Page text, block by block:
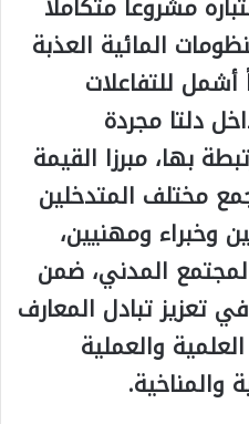
المائية العذبة
أشمل للتفاعلات
دلتا مجردة
بها، مبرزا القيمة
مختلف المتدخلين
وخبراء ومهنيين،
المدني، ضمن
تعزيز تبادل المعارف
والعملية
والمناخية.